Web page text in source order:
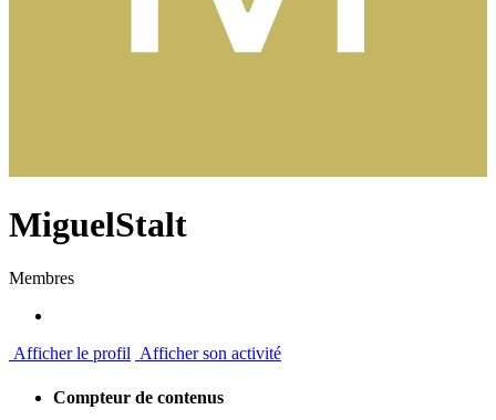
MiguelStalt
Membres
Afficher le profil Afficher son activité
Compteur de contenus